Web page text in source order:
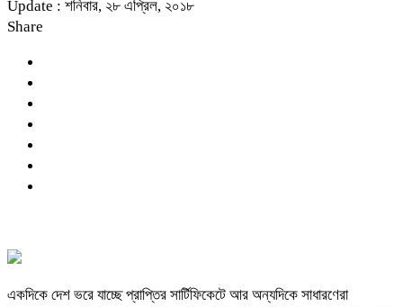
Update : শনিবার, ২৮ এপ্রিল, ২০১৮
Share
একদিকে দেশ ভরে যাচ্ছে প্রাপ্তির সার্টিফিকেটে আর অন্যদিকে সাধারণেরা